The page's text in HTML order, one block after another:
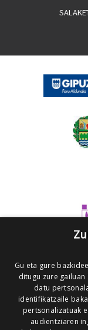
Gu eta gure
ditugu zure
datu
identifikatzaile
pertsonalizatuak
audientziaren